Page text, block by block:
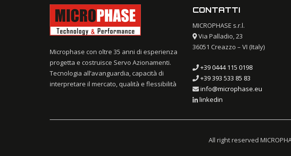
Microphase con oltre 35 anni di esperienza
progetta e costruisce Servo Azionamenti.
Tecnologia all’avanguardia, capacità di
interpretare il mercato, qualità e flessibilità
CONTATTI
MICROPHASE s.r.l.
Via Palladio, 23
36051 Creazzo – VI (Italy)
+39 0444 115 0198
+39 393 533 85 83
info@microphase.eu
linkedin
All right reserved